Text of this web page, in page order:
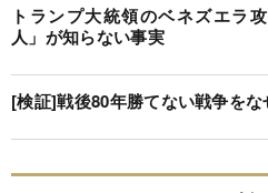
トランプ大統領のベネズエラ
人」が知らない事実
[検証]戦後80年勝てない戦争を